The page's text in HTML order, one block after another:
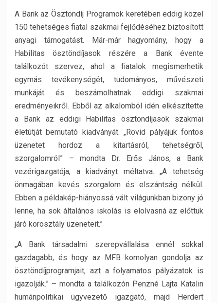
A Bank az Ösztöndíj Programok keretében eddig közel
150 tehetséges fiatal szakmai fejlődéséhez biztosított
anyagi támogatást. Már-már hagyomány, hogy a
Habilitas ösztöndíjasok részére a Bank évente
találkozót szervez, ahol a fiatalok megismerhetik
egymás tevékenységét, tudományos, művészeti
munkáját és beszámolhatnak eddigi szakmai
eredményeikről. Ebből az alkalomból idén elkészítette
a Bank az eddigi Habilitas ösztöndíjasok szakmai
életútját bemutató kiadványát. „Rövid pályájuk fontos
üzenetet hordoz a kitartásról, tehetségről,
szorgalomról” – mondta Dr. Erős János, a Bank
vezérigazgatója, a kiadványt méltatva. „A tehetség
önmagában kevés szorgalom és elszántság nélkül.
Ebben a példakép-hiányossá vált világunkban bizony jó
lenne, ha sok általános iskolás is elolvasná az előttük
járó korosztály üzeneteit.”
„A Bank társadalmi szerepvállalása ennél sokkal
gazdagabb, és hogy az MFB komolyan gondolja az
ösztöndíjprogramjait, azt a folyamatos pályázatok is
igazolják.” – mondta a találkozón Penzné Lajta Katalin
humánpolitikai ügyvezető igazgató, majd Herdert